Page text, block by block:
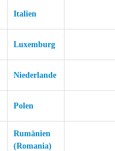
Italien
Luxemburg
Niederlande
Polen
Rumänien
(Romania)